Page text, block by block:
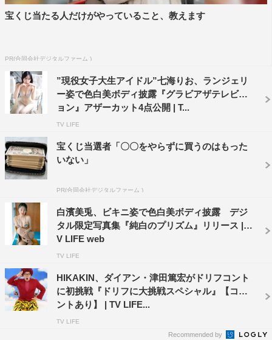
宝くじ当たる人だけがやっていること、教えます
PR(合同会社デジタルファーム )
”現役女子大生アイドル”七海りお、ランジェリ
ー姿で色白美ボディ披露『グラビアザテレビジ
ョン』アザーカット4点公開 | T...
TV LIFE
宝くじ当選者「〇〇をやらずに買うのはもった
いない」
PR(合同会社デジタルファーム )
白濱美兎、ビキニ姿で色白美ボディ披露 デジ
タル限定写真集『純白のプリズム』リリース | T
V LIFE web
TV LIFE
HIKAKIN、ダイアン・津田篤宏がドリフコント
に初挑戦『ドリフに大挑戦スペシャル』【コメ
ントあり】 | TV LIFE...
TV LIFE
Recommended by